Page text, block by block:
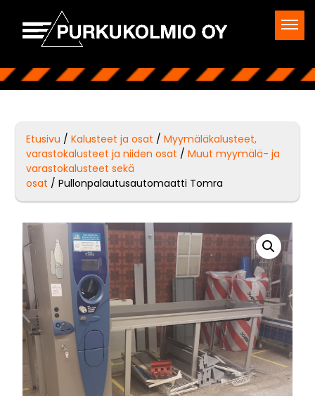
Etusivu /Kalusteet ja osat /Myymäläkalusteet,
varastokalusteet ja niiden osat /Muut myymälä- ja
varastokalusteet sekä
osat / Pullonpalautusautomaatti Tomra